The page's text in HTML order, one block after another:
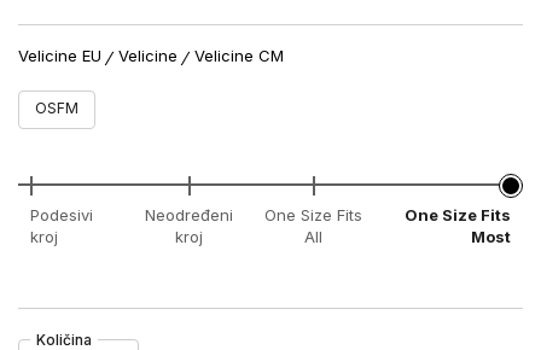
Velicine EU Velicine Velicine CM
OSFM
Podesivi
kroj
Neodređeni
kroj
One Size Fits
All
One Size Fits
Most
Količina